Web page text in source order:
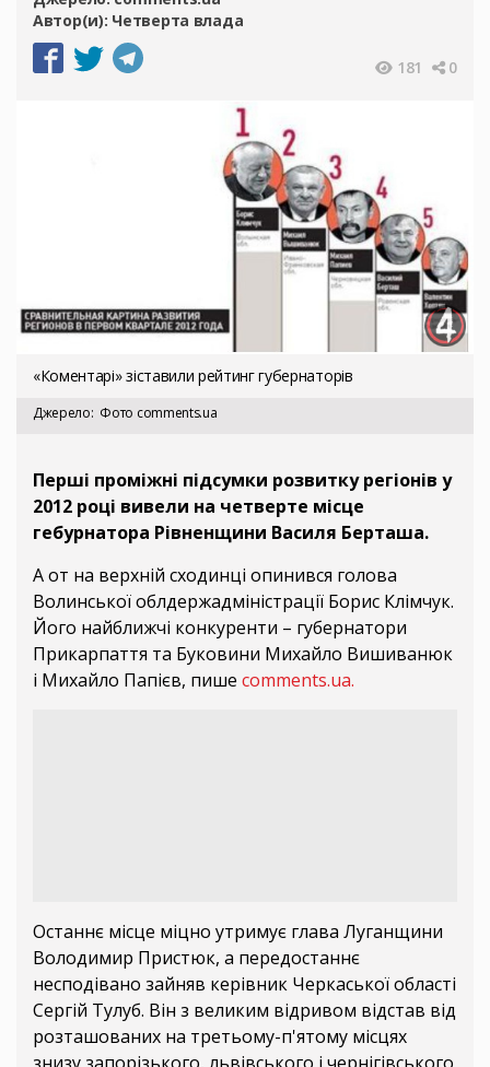
Автор(и): Четверта влада
181 0
«Коментарі» зіставили рейтинг губернаторів
Джерело Фото comments.ua
Перші проміжні підсумки розвитку регіонів у
2012 році вивели на четверте місце
гебурнатора Рівненщини Василя Берташа.
А от на верхній сходинці опинився голова
Волинської облдержадміністрації Борис Клімчук.
Його найближчі конкуренти – губернатори
Прикарпаття та Буковини Михайло Вишиванюк
і Михайло Папієв, пише comments.ua.
Останнє місце міцно утримує глава Луганщини
Володимир Пристюк, а передостаннє
несподівано зайняв керівник Черкаської області
Сергій Тулуб. Він з великим відривом відстав від
розташованих на третьому-п'ятому місцях